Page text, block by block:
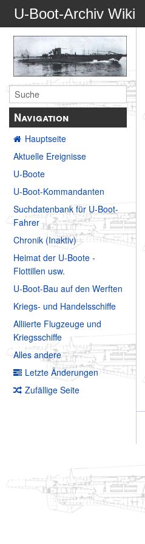
U-Boot-Archiv Wiki
Navigation
Hauptseite
Aktuelle Ereignisse
U-Boote
U-Boot-Kommandanten
Suchdatenbank für U-Boot-
Fahrer
Chronik (Inaktiv)
Heimat der U-Boote -
Flottillen usw.
U-Boot-Bau auf den Werften
Kriegs- und Handelsschiffe
Alliierte Flugzeuge und
Kriegsschiffe
Alles andere
Letzte Änderungen
Zufällige Seite